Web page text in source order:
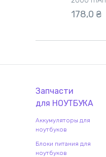
178,0 ₴
Запчасти
для НОУТБУКА
Аккумуляторы для
ноутбуков
Блоки питания для
ноутбуков